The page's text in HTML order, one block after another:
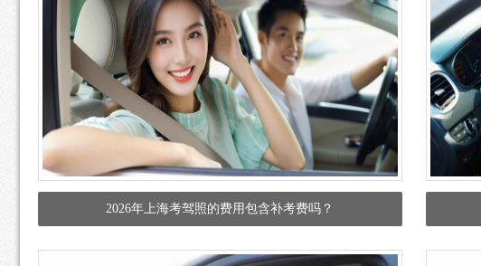
2026年上海考驾照的费用包含补考费吗？